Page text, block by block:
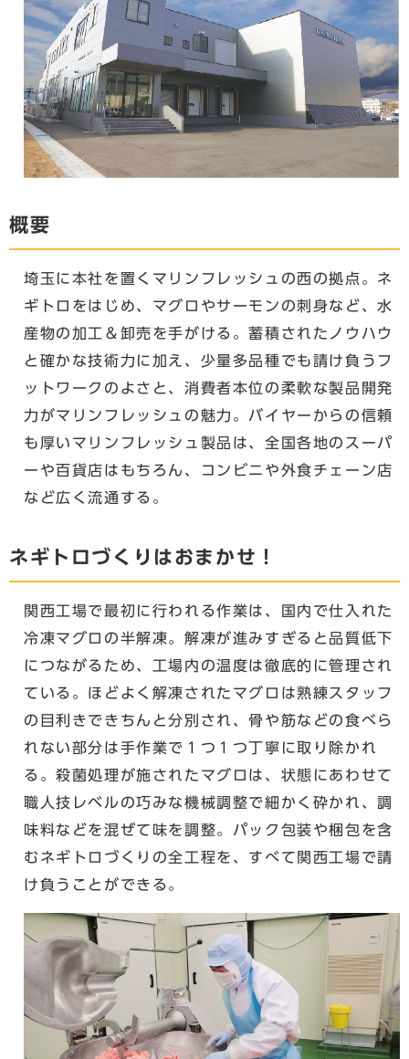
概要
埼玉に本社を置くマリンフレッシュの西の拠点。ネ
ギトロをはじめ、マグロやサーモンの刺身など、水
産物の加工＆卸売を手がける。蓄積されたノウハウ
と確かな技術力に加え、少量多品種でも請け負うフ
ットワークのよさと、消費者本位の柔軟な製品開発
力がマリンフレッシュの魅力。バイヤーからの信頼
も厚いマリンフレッシュ製品は、全国各地のスーパ
ーや百貨店はもちろん、コンビニや外食チェーン店
など広く流通する。
ネギトロづくりはおまかせ！
関西工場で最初に行われる作業は、国内で仕入れた
冷凍マグロの半解凍。解凍が進みすぎると品質低下
につながるため、工場内の温度は徹底的に管理され
ている。ほどよく解凍されたマグロは熟練スタッフ
の目利きできちんと分別され、骨や筋などの食べら
れない部分は手作業で１つ１つ丁寧に取り除かれ
る。殺菌処理が施されたマグロは、状態にあわせて
職人技レベルの巧みな機械調整で細かく砕かれ、調
味料などを混ぜて味を調整。パック包装や梱包を含
むネギトロづくりの全工程を、すべて関西工場で請
け負うことができる。